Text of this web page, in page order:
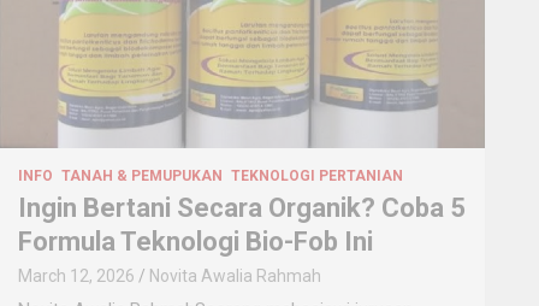
INFO TANAH & PEMUPUKAN TEKNOLOGI PERTANIAN
Ingin Bertani Secara Organik? Coba 5
Formula Teknologi Bio-Fob Ini
March 12, 2026 Novita Awalia Rahmah